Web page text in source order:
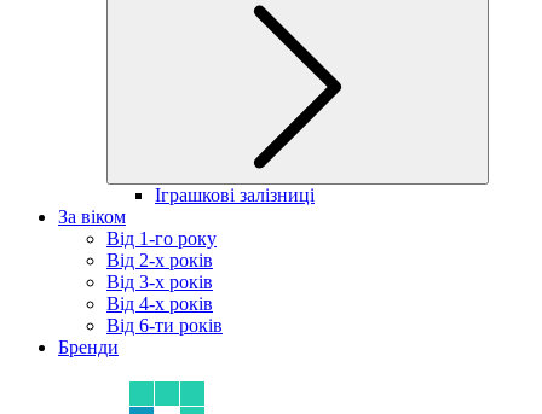
Іграшкові залізниці
За віком
Від 1-го року
Від 2-х років
Від 3-х років
Від 4-х років
Від 6-ти років
Бренди